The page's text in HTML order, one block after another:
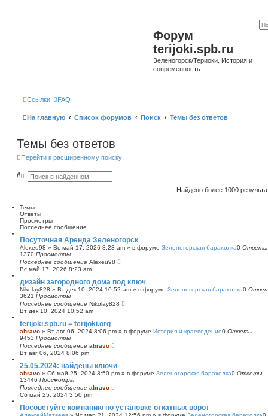
Форум
terijoki.spb.ru
Зеленогорск/Териоки. История и
современность.
Ссылки FAQ
На главную Список форумов Поиск Темы без ответов
Темы без ответов
Перейти к расширенному поиску
П Р
р
е
н
н
ы
й
п
о
и
к
Найдено более 1000
Темы
Ответы
Просмотры
Последнее сообщение
Посуточная Аренда Зеленогорск
Alexeu98 » Вс май 17, 2026 8:23 am » в форуме Зеленогорская барахолка0 Ответы
1370 Просмотры
Последнее сообщение Alexeu98
Вс май 17, 2026 8:23 am
дизайн загородного дома под ключ
Nikolay828 » Вт дек 10, 2024 10:52 am » в форуме Зеленогорская барахолка0
3621 Просмотры
Последнее сообщение Nikolay828
Вт дек 10, 2024 10:52 am
terijoki.spb.ru = terijoki.org
abravo » Вт авг 06, 2024 8:06 pm » в форуме История и краеведение0 Ответы
9453 Просмотры
Последнее сообщение abravo
Вт авг 06, 2024 8:06 pm
25.05.2024: найдены ключи
abravo » Сб май 25, 2024 3:50 pm » в форуме Зеленогорская барахолка0 Ответы
13446 Просмотры
Последнее сообщение abravo
Сб май 25, 2024 3:50 pm
Посоветуйте компанию по установке откатных ворот